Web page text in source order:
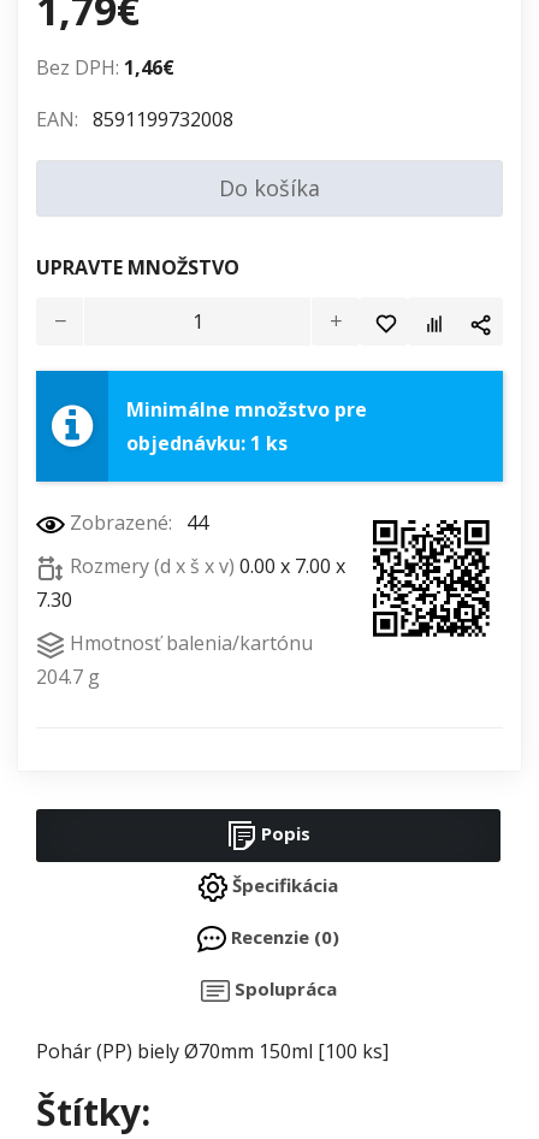
Bez DPH: 1,46€
EAN: 8591199732008
Do košíka
UPRAVTE MNOŽSTVO
Minimálne množstvo pre
objednávku: 1 ks
Zobrazené:
44
Rozmery (d x š x v) 0.00 x 7.00 x
7.30
Hmotnosť balenia/kartónu
204.7 g
Popis
Špecifikácia
Recenzie (0)
Spolupráca
Pohár (PP) biely Ø70mm 150ml [100 ks]
Štítky: